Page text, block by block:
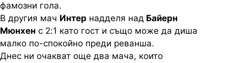
фамозни гола.
В другия мач Интер надделя над Байерн
Мюнхен с 2:1 като гост и също може да диша
малко по-спокойно преди реванша.
Днес ни очакват още два мача, които